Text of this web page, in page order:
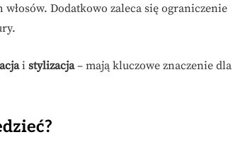
Dodatkowo zaleca się ograniczenie
i stylizacja– mają kluczowe znaczenie dla